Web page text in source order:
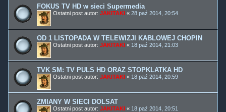
FOKUS TV HD w sieci Supermedia
Ostatni post autor: JAKITAKI « 28 paź 2014, 20:54
OD 1 LISTOPADA W TELEWIZJI KABLOWEJ CHOPIN
Ostatni post autor: JAKITAKI « 18 paź 2014, 21:03
TVK SM: TV PULS HD ORAZ STOPKLATKA HD
Ostatni post autor: JAKITAKI « 18 paź 2014, 20:59
ZMIANY W SIECI DOLSAT
Ostatni post autor: JAKITAKI « 18 paź 2014, 20:51